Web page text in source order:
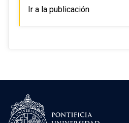
Ir a la publicación